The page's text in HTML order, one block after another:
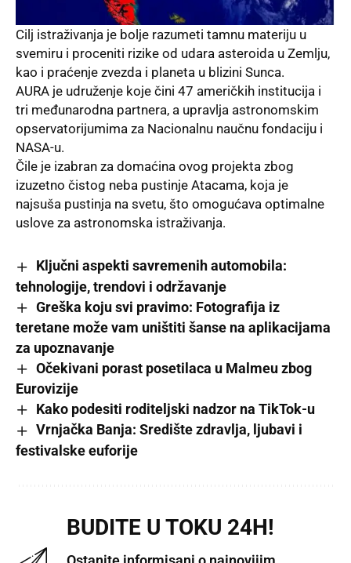
Cilj istraživanja je bolje razumeti tamnu materiju u
svemiru i proceniti rizike od udara asteroida u Zemlju,
kao i praćenje zvezda i planeta u blizini Sunca.
AURA je udruženje koje čini 47 američkih institucija i
tri međunarodna partnera, a upravlja astronomskim
opservatorijumima za Nacionalnu naučnu fondaciju i
NASA-u.
Čile je izabran za domaćina ovog projekta zbog
izuzetno čistog neba pustinje Atacama, koja je
najsuša pustinja na svetu, što omogućava optimalne
uslove za astronomska istraživanja.
Ključni aspekti savremenih automobila:
tehnologije, trendovi i održavanje
Greška koju svi pravimo: Fotografija iz
teretane može vam uništiti šanse na aplikacijama
za upoznavanje
Očekivani porast posetilaca u Malmeu zbog
Eurovizije
Kako podesiti roditeljski nadzor na TikTok-u
Vrnjačka Banja: Središte zdravlja, ljubavi i
festivalske euforije
BUDITE U TOKU 24H!